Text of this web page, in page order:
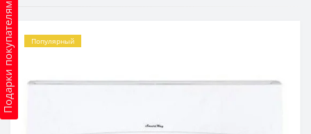
Подарки покупателям Популярный